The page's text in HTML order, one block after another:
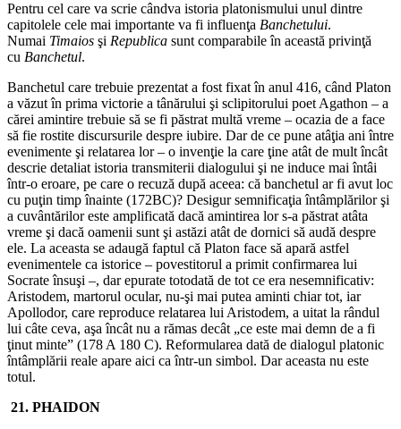
Pentru cel care va scrie cândva istoria platonismului unul dintre
capitolele cele mai importante va fi influenţa Banchetului.
Numai Timaios şi Republica sunt comparabile în această privinţă
cu Banchetul.
Banchetul care trebuie prezentat a fost fixat în anul 416, când Platon
a văzut în prima victorie a tânărului şi sclipitorului poet Agathon – a
cărei amintire trebuie să se fi păstrat multă vreme – ocazia de a face
să fie rostite discursurile despre iubire. Dar de ce pune atâţia ani între
evenimente şi relatarea lor – o invenţie la care ţine atât de mult încât
descrie detaliat istoria transmiterii dialogului şi ne induce mai întâi
într‑o eroare, pe care o recuză după aceea: că banchetul ar fi avut loc
cu puţin timp înainte (172BC)? Desigur semnificaţia întâmplărilor şi
a cuvântărilor este amplificată dacă amintirea lor s‑a păstrat atâta
vreme şi dacă oamenii sunt şi astăzi atât de dornici să audă despre
ele. La aceasta se adaugă faptul că Platon face să apară astfel
evenimentele ca istorice – povestitorul a primit confirmarea lui
Socrate însuşi –, dar epurate totodată de tot ce era nesemnificativ:
Aristodem, martorul ocular, nu‑şi mai putea aminti chiar tot, iar
Apollodor, care reproduce relatarea lui Aristodem, a uitat la rândul
lui câte ceva, aşa încât nu a rămas decât „ce este mai demn de a fi
ţinut minte” (178 A 180 C). Reformularea dată de dialogul platonic
întâmplării reale apare aici ca într‑un simbol. Dar aceasta nu este
totul.
21. PHAIDON